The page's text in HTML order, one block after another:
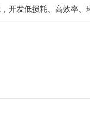
开发低损耗、高效率、